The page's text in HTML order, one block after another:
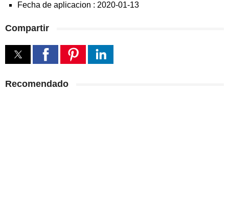
Fecha de aplicacion : 2020-01-13
Compartir
Recomendado